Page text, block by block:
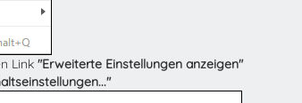
Link "Erweiterte Einstellungen anzeigen"